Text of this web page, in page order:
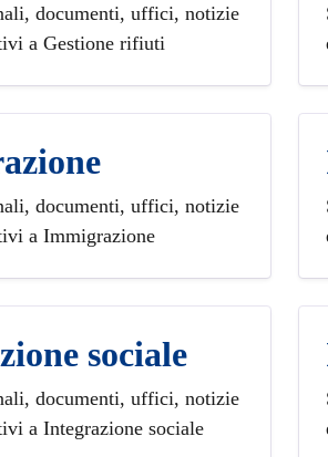
documenti, uffici, notizie
a Gestione rifiuti
documenti, uffici, notizie
a Immigrazione
sociale
documenti, uffici, notizie
a Integrazione sociale